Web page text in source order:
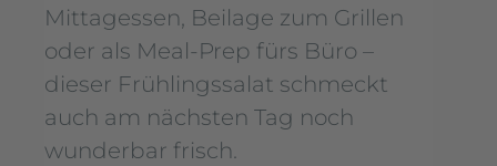
Mittagessen, Beilage zum Grillen
oder als Meal-Prep fürs Büro –
dieser Frühlingssalat schmeckt
auch am nächsten Tag noch
wunderbar frisch.